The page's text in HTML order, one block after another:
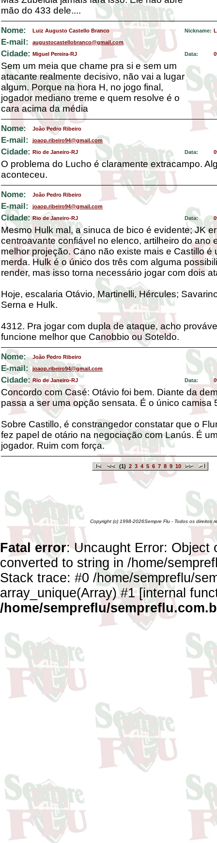
mão do 433 dele....
Nome: Luiz Augusto Castello Branco Nickname:
E-mail: augustocastellobranco@gmail.com
Cidade: Miguel Pereira-RJ Data:
Sem um meia que chame pra si e sem um
atacante realmente decisivo, não vai a lugar
algum. Porque na hora H, no jogo final,
jogador mediano treme e quem resolve é o
cara acima da média
Nome: João Pedro Ribeiro
E-mail: joaop.ribeiro94@gmail.com
Cidade: Rio de Janeiro-RJ Data:
O problema do Lucho é claramente extracampo.
aconteceu.
Nome: João Pedro Ribeiro
E-mail: joaop.ribeiro94@gmail.com
Cidade: Rio de Janeiro-RJ Data:
Mesmo Hulk mal, a sinuca de bico é evidente; JK
centroavante confiável no elenco, artilheiro do ano
melhor projeção. Cano não existe mais e Castillo é
merda. Hulk é o único dos três com alguma
render, mas isso torna necessário jogar com dois
Hoje, escalaria Otávio, Martinelli, Hércules;
Serna e Hulk.
4312. Pra jogar com dupla de ataque, acho
funcione melhor que Canobbio ou Soteldo.
Nome: João Pedro Ribeiro
E-mail: joaop.ribeiro94@gmail.com
Cidade: Rio de Janeiro-RJ Data:
Concordo com Casé: Otávio foi bem. Diante da
passa a ser uma opção sensata. É o único camisa
Sobre Castillo, é constrangedor constatar que o
fez papel de otário na negociação com Lanús. É
jogador. Ruim com força.
(1) 2 3 4 5 6 7 8 9 10
Copyright (c) 1998-2026Sempre Flu - Todos os direitos
Fatal error: Uncaught Error: Object
converted to string in /home/
Stack trace: #0 /home/sempreflu/
array_unique(Array) #1 [internal
/home/sempreflu/